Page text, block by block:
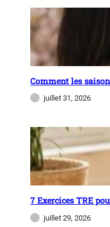
Comment les
juillet 31, 2026
7 Exercices TRE
juillet 29, 2026